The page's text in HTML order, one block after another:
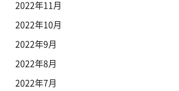
2022年11月
2022年10月
2022年9月
2022年8月
2022年7月